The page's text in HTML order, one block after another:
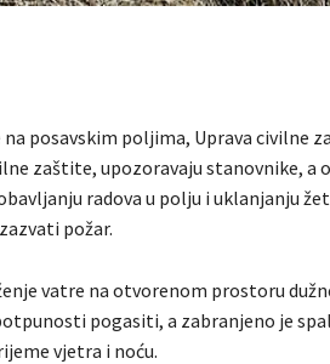
posavskim poljima, Uprava civilne
zaštite, upozoravaju stanovnike, a
radova u polju i uklanjanju
požar.
vatre na otvorenom prostoru
pogasiti, a zabranjeno je
vjetra i noću.